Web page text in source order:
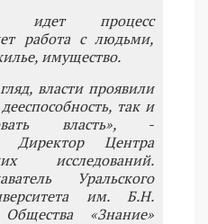
идет процесс
работа с людьми,
имущество.
власти проявили
так и
власть», -
Директор Центра
исследований.
Уральского
им. Б.Н.
«Знание»